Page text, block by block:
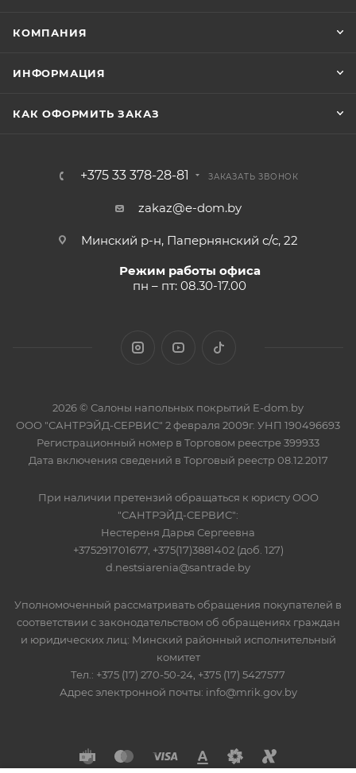
КОМПАНИЯ
ИНФОРМАЦИЯ
КАК ОФОРМИТЬ ЗАКАЗ
+375 33 378-28-81 ЗАКАЗАТЬ ЗВОНОК
zakaz@e-dom.by
Минский р-н, Папернянский с/с, 22
Режим работы офиса
пн – пт: 08.30-17.00
2026 © Салоны напольных покрытий E-dom.by
ООО "САНТРЭЙД-СЕРВИС" 2 февраля 2009г. УНП 190496693
Регистрационный номер в Торговом реестре 399933
Дата включения сведений в Торговый реестр 08.12.2017
При наличии претензий обращаться к юристу ООО
"САНТРЭЙД-СЕРВИС":
Нестереня Дарья Сергеевна
+375291701677, +375(17)3881402 (доб. 127)
d.nestsiarenia@santrade.by
Уполномоченный рассматривать обращения покупателей в
соответствии с законодательством об обращениях граждан
и юридических лиц: Минский районный исполнительный
комитет
Тел.: +375 (17) 270-50-24, +375 (17) 5427577
Адрес электронной почты: info@mrik.gov.by